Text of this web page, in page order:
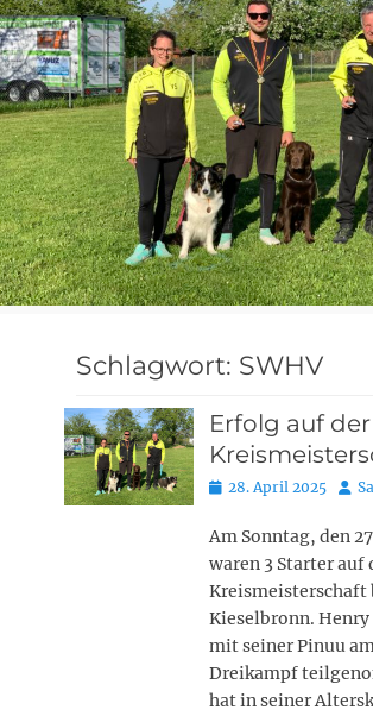
Schlagwort: SWHV
Erfolg auf der
Posted
28. April 2025
Am Sonntag, den
waren 3 Starter auf
Kreismeisterschaft
Kieselbronn.
mit seiner Pinuu
Dreikampf
hat in seiner